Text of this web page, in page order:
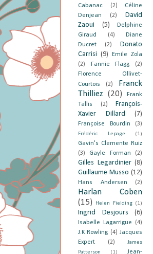
Cabanac
(2)
Céline
Denjean
(2)
David
Zaoui
(5)
Delphine
Giraud
(4)
Diane
Ducret
(2)
Donato
Carrisi (9)
Emile Zola
(2)
Fannie Flagg
(2)
Florence Ollivet-
Courtois
(2)
Franck
Thilliez (20)
Frank
Tallis
(2)
François-
Xavier Dillard
(7)
Françoise Bourdin (3)
Frédéric Lepage (1)
Gavin's Clemente Ruiz
(3)
Gayle Forman (2)
Gilles Legardinier (8)
Guillaume Musso (12)
Hans Andersen (2)
Harlan Coben
(15)
Helen Fielding (1)
Ingrid Desjours (6)
Isabelle Lagarrigue
(4)
J.K Rowling (4) Jacques
Expert
(2)
James
Patterson
(1) Jean-